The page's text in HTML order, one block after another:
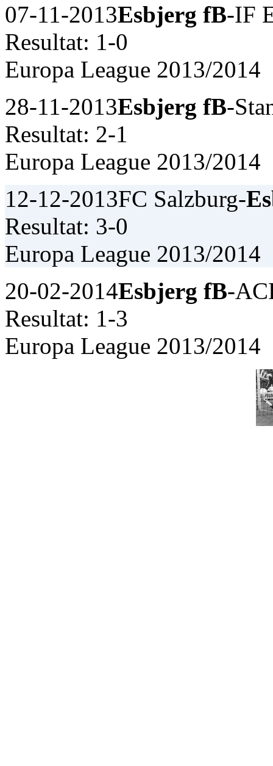
07-11-2013Esbjerg fB-IF
Resultat: 1-0
Europa League 2013/2014
28-11-2013Esbjerg fB-
Resultat: 2-1
Europa League 2013/2014
12-12-2013FC Salzburg-
Resultat: 3-0
Europa League 2013/2014
20-02-2014Esbjerg fB-
Resultat: 1-3
Europa League 2013/2014